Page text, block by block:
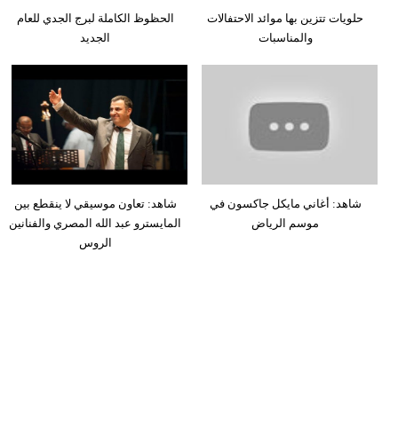
الحظوظ الكاملة لبرج الجدي للعام
الجديد
حلويات تتزين بها موائد الاحتفالات
والمناسبات
شاهد: تعاون موسيقي لا ينقطع بين
المايسترو عبد الله المصري والفنانين
الروس
شاهد: أغاني مايكل جاكسون في
موسم الرياض